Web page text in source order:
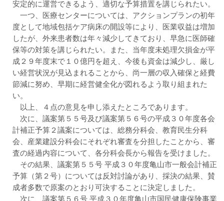
安定的に運営できるよう、適切な予算措置を講じられたい。
一つ、医療センターについては、アクションプランの初年
度として地域包括ケア病床の開設等により、医業収益は増加
したが、外来患者数は年々減少してきており、早急に医師確
保等の対策を講じられたい。また、当年度未処理欠損金が平
成２９年度末で１０億円を超え、今後も資金は減少し、厳し
い経営状況が見込まれることから、尚一層の収入確保と経費
節減に努め、早期に経営健全化が図れるよう取り組まれた
い。
以上、４点の意見を申し添えたところであります。
次に、議案第５５号及び議案第５６号の平成３０年度各会
計補正予算２議案については、総務分科会、教育民生分科
会、産業建設分科会にそれぞれ審査を分担したことから、審
査の経過内容について、各分科会長から報告を受けました。
その結果、議案第５５号 平成３０年度亀山市一般会計補正
予算（第２号）については反対討論があり、採決の結果、賛
成者多数で原案のとおり可決することに決定しました。
次に、議案第５６号 平成３０年度亀山市国民健康保険事業